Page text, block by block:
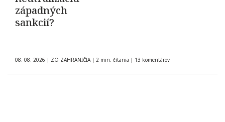
západných
sankcií?
08. 08. 2026 | ZO ZAHRANIČIA | 2 min. čítania | 13 komentárov